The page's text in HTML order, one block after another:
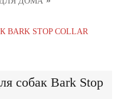
STOP COLLAR
собак Bark Stop